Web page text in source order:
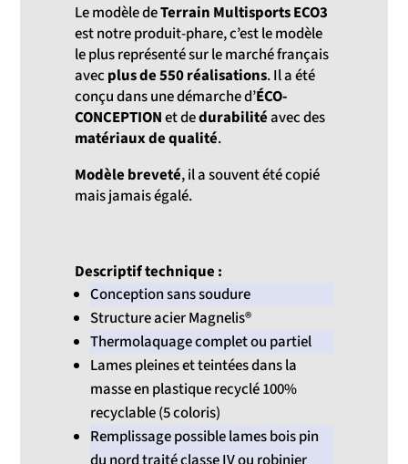
Le modèle deTerrain Multisports ECO3
est notre produit-phare, c’est le modèle
le plus représenté sur le marché français
avec plus de 550 réalisations. Il a été
conçu dans une démarche d’ÉCO-
CONCEPTIONet dedurabilitéavec des
matériaux de qualité.
Modèle breveté, il a souvent été copié
mais jamais égalé.
Descriptif technique :
Conception sans soudure
Structure acier Magnelis®
Thermolaquage complet ou partiel
Lames pleines et teintées dans la
masse en plastique recyclé 100%
recyclable (5 coloris)
Remplissage possible lames bois pin